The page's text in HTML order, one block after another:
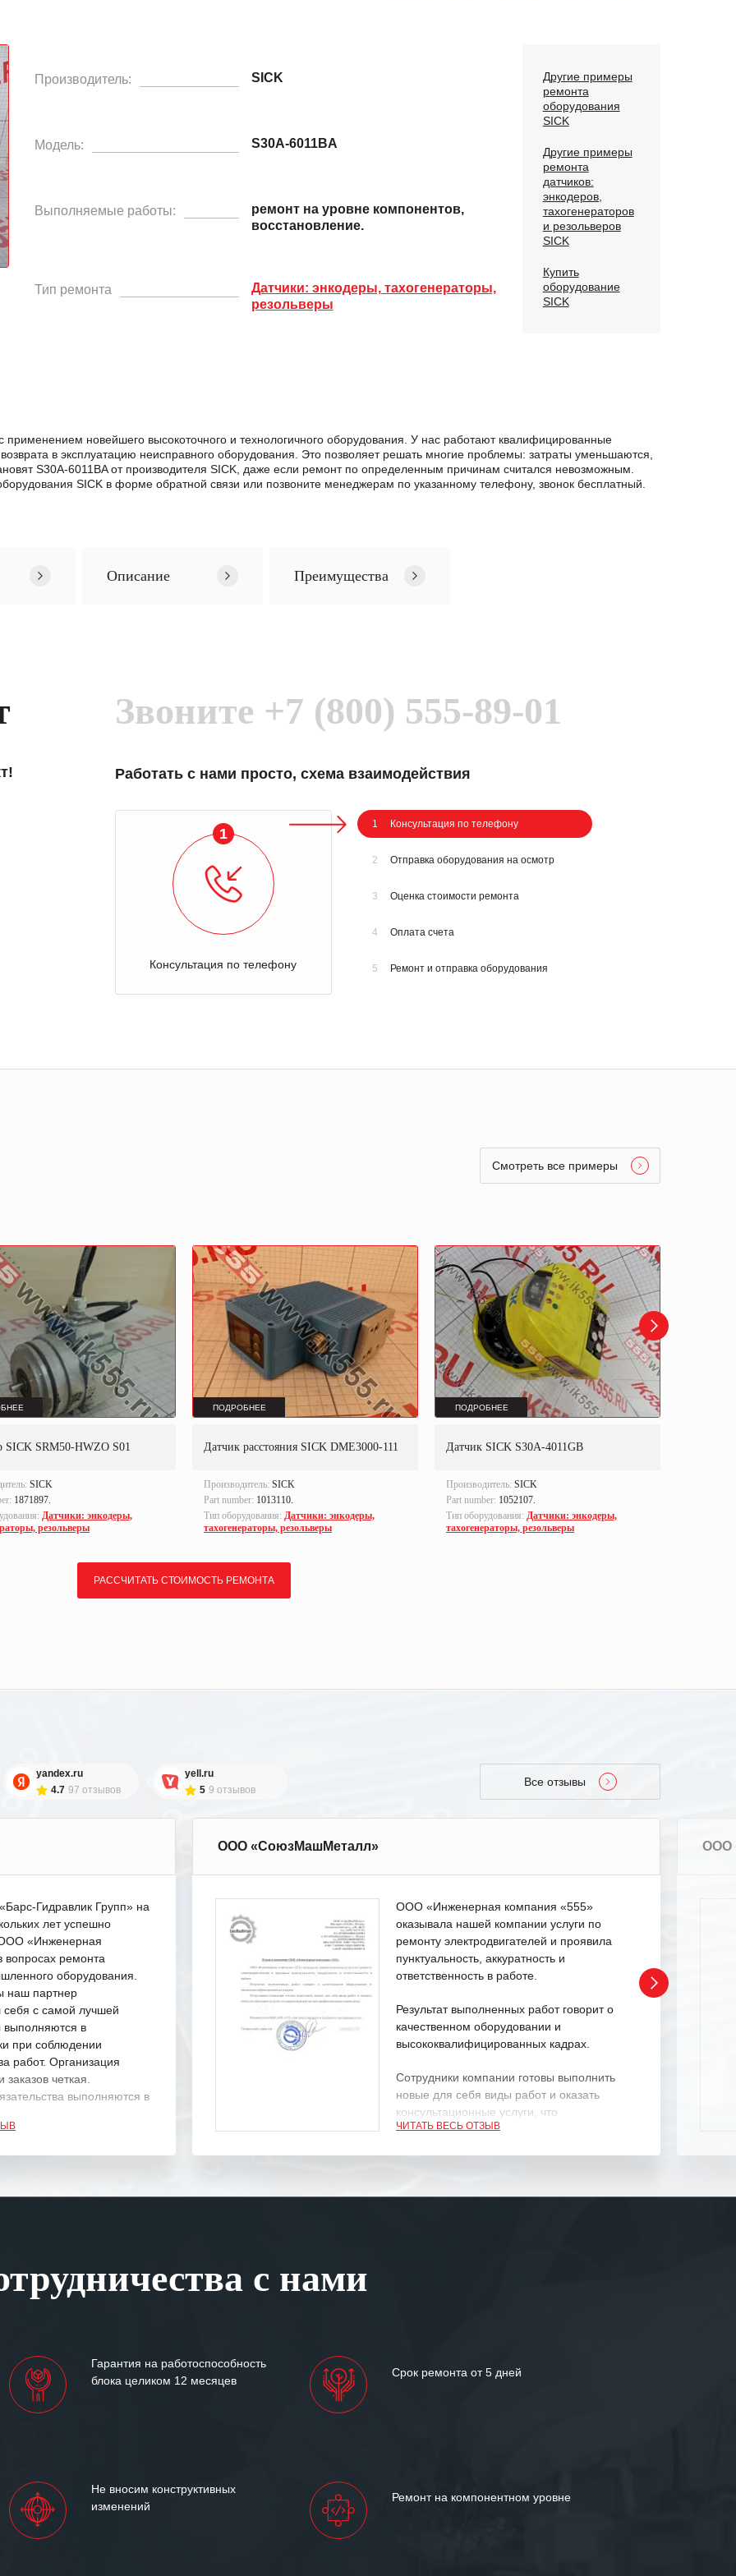
Производитель: SICK
Модель: S30A-6011BA
Выполняемые работы:
ремонт на уровне компонентов,
восстановление.
Тип ремонта
Датчики: энкодеры, тахогенераторы,
резольверы
Другие примеры
ремонта
оборудования
SICK
Другие примеры
ремонта
датчиков:
энкодеров,
тахогенераторов
и резольверов
SICK
Купить
оборудование
SICK
применением новейшего высокоточного и технологичного оборудования. У нас работают квалифицированные
в эксплуатацию неисправного оборудования. Это позволяет решать многие проблемы: затраты уменьшаются,
S30A-6011BA от производителя SICK, даже если ремонт по определенным причинам считался невозможным.
SICK в формe обратной связи или позвоните менеджерам по указанному телефону, звонок бесплатный.
Описание Преимущества
Звоните +7 (800) 555-89-01
Работать с нами просто, схема взаимодействия
1
Консультация по телефону
1 Консультация по телефону
2 Отправка оборудования на осмотр
3 Оценка стоимости ремонта
4 Оплата счета
5 Ремонт и отправка оборудования
Смотреть все примеры
SICK SRM50-HWZO S01
SICK
1871897.
Датчики: энкодеры,
резольверы
ПОДРОБНЕЕ
Датчик расстояния SICK DME3000-111
Производитель: SICK
Part number: 1013110.
Тип оборудования: Датчики: энкодеры,
тахогенераторы, резольверы
ПОДРОБНЕЕ
Датчик SICK S30A-4011GB
Производитель: SICK
Part number: 1052107.
Тип оборудования: Датчики: энкодеры,
тахогенераторы, резольверы
РАССЧИТАТЬ СТОИМОСТЬ РЕМОНТА
yandex.ru
4.7 97 отзывов
yell.ru
5 9 отзывов
Все отзывы
Гидравлик Групп» на
лет успешно
ООО «Инженерная
вопросах ремонта
оборудования.
наш партнер
себя с самой лучшей
выполняются в
при соблюдении
работ. Организация
четкая.
выполняются в
сложившиеся между
успеха и процветания.
ООО «СоюзМашМеталл»
ООО «Инженерная компания «555»
оказывала нашей компании услуги по
ремонту электродвигателей и проявила
пунктуальность, аккуратность и
ответственность в работе.
Результат выполненных работ говорит о
качественном оборудовании и
высококвалифицированных кадрах.
Сотрудники компании готовы выполнить
новые для себя виды работ и оказать
консультационные услуги, что
характеризует их как профессионалов
ответственного и надежного поставщика
ЧИТАТЬ ВЕСЬ ОТЗЫВ
ООО
с нами
Гарантия на работоспособность
блока целиком 12 месяцев
Срок ремонта от 5 дней
Не вносим конструктивных
изменений
Ремонт на компонентном уровне